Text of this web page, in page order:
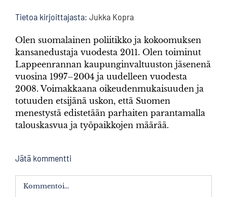
Tietoa kirjoittajasta: Jukka Kopra
Olen suomalainen poliitikko ja kokoomuksen
kansanedustaja vuodesta 2011. Olen toiminut
Lappeenrannan kaupunginvaltuuston jäsenenä
vuosina 1997–2004 ja uudelleen vuodesta
2008. Voimakkaana oikeudenmukaisuuden ja
totuuden etsijänä uskon, että Suomen
menestystä edistetään parhaiten parantamalla
talouskasvua ja työpaikkojen määrää.
Jätä kommentti
Kommentti